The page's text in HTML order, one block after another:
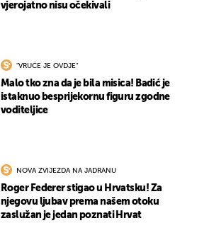
vjerojatno nisu očekivali
"VRUĆE JE OVDJE"
Malo tko zna da je bila misica! Badić je
istaknuo besprijekornu figuru zgodne
voditeljice
NOVA ZVIJEZDA NA JADRANU
Roger Federer stigao u Hrvatsku! Za
njegovu ljubav prema našem otoku
zaslužan je jedan poznati Hrvat